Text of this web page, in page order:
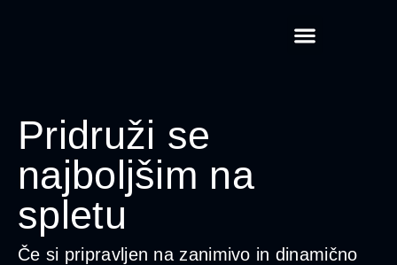
Pridruži se
najboljšim na
spletu
Če si pripravljen na zanimivo in dinamično